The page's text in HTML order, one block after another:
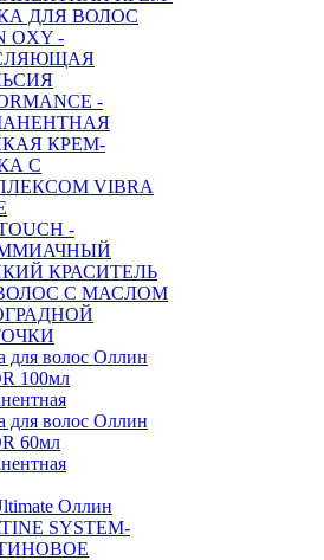
ДЛЯ ВОЛОС
OXY -
-
КРЕМ-
С
VIBRA
-
КРАСИТЕЛЬ
С МАСЛОМ
для волос Оллин
100мл
для волос Оллин
60мл
Оллин
SYSTEM-